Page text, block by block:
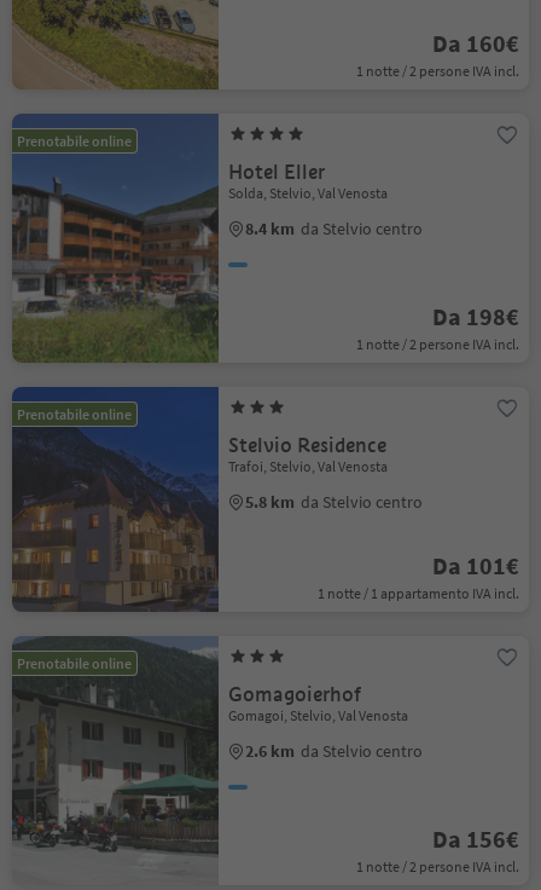
Da 160€
1 notte / 2 persone IVA incl.
Prenotabile online
Hotel Eller
Solda, Stelvio, Val Venosta
8.4 km da Stelvio centro
Da 198€
1 notte / 2 persone IVA incl.
Prenotabile online
Stelvio Residence
Trafoi, Stelvio, Val Venosta
5.8 km da Stelvio centro
Da 101€
1 notte / 1 appartamento IVA incl.
Prenotabile online
Gomagoierhof
Gomagoi, Stelvio, Val Venosta
2.6 km da Stelvio centro
Da 156€
1 notte / 2 persone IVA incl.